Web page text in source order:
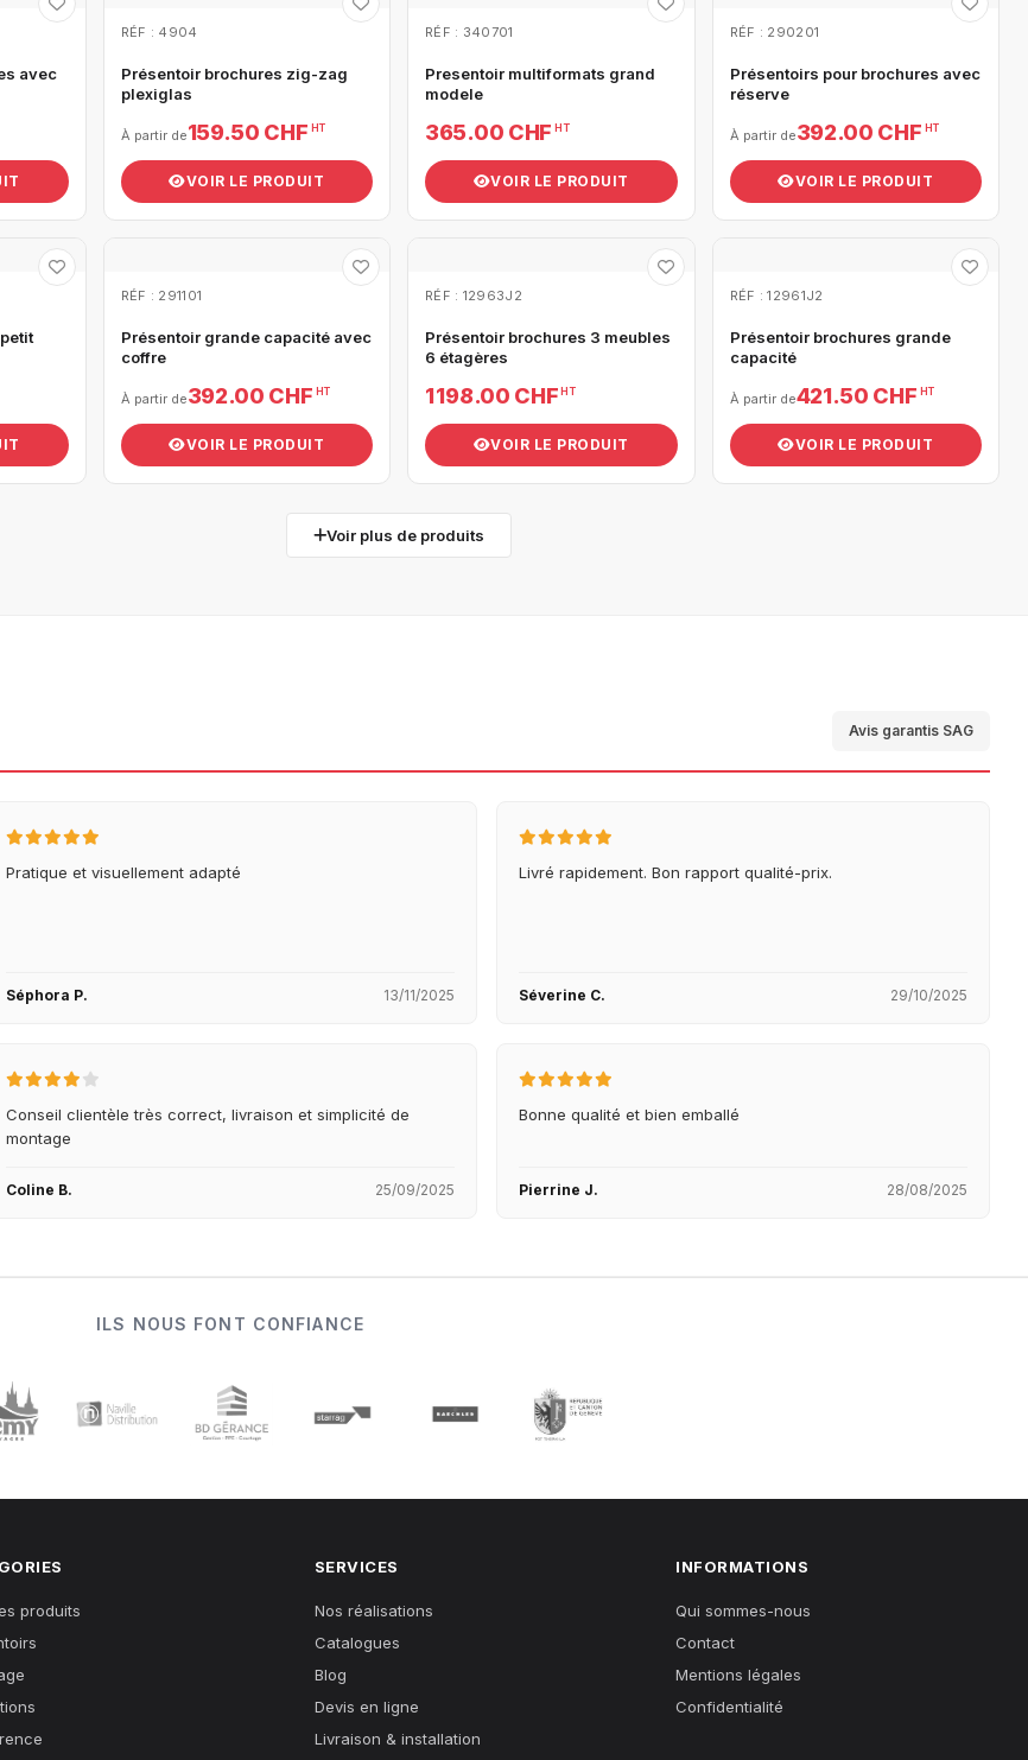
avec
RÉF : 4904
Présentoir brochures zig-zag
plexiglas
À partir de159.50 CHF HT
VOIR LE PRODUIT
RÉF : 340701
Presentoir multiformats grand
modele
365.00 CHF HT
VOIR LE PRODUIT
RÉF : 290201
Présentoirs pour brochures avec
réserve
À partir de392.00 CHF HT
VOIR LE PRODUIT
RÉF : 291101
Présentoir grande capacité avec
coffre
À partir de392.00 CHF HT
VOIR LE PRODUIT
RÉF : 12963J2
Présentoir brochures 3 meubles
6 étagères
1 198.00 CHF HT
VOIR LE PRODUIT
RÉF : 12961J2
Présentoir brochures grande
capacité
À partir de421.50 CHF HT
VOIR LE PRODUIT
Voir plus de produits
Avis garantis SAG
Pratique et visuellement adapté
Séphora P. 13/11/2025
Livré rapidement. Bon rapport qualité-prix.
Séverine C. 29/10/2025
Conseil clientèle très correct, livraison et simplicité de
montage
Coline B. 25/09/2025
Bonne qualité et bien emballé
Pierrine J. 28/08/2025
ILS NOUS FONT CONFIANCE
produits
SERVICES
Nos réalisations
Catalogues
Blog
Devis en ligne
Livraison & installation
INFORMATIONS
Qui sommes-nous
Contact
Mentions légales
Confidentialité